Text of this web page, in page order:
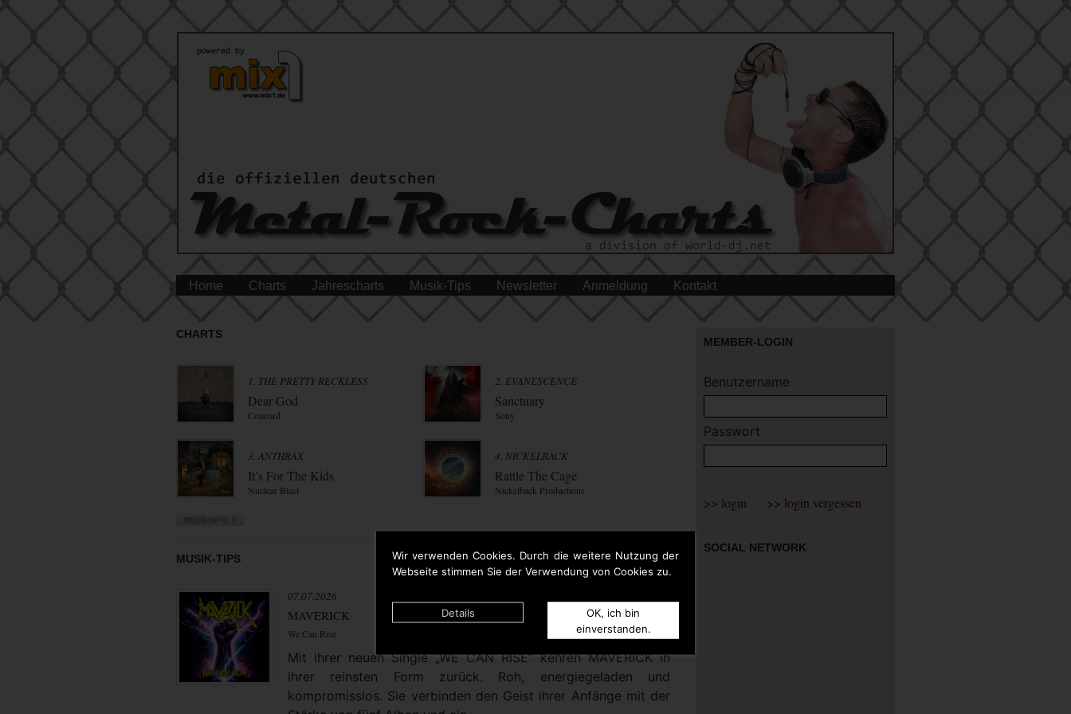
Wir verwenden Cookies. Durch die weitere Nutzung der
Webseite stimmen Sie der Verwendung von Cookies zu.
Details
OK, ich bin
einverstanden.
Home Charts Jahrescharts Musik-Tips Newsletter Anmeldung Kontakt
CHARTS
1. THE PRETTY RECKLESS
Dear God
Concord
2. EVANESCENCE
Sanctuary
Sony
3. ANTHRAX
It’s For The Kids
Nuclear Blast
4. NICKELBACK
Rattle The Cage
Nickelback Productions
MUSIK-TIPS
07.07.2026
MAVERICK
We Can Rise
Mit ihrer neuen Single „WE CAN RISE“ kehren MAVERICK in
ihrer reinsten Form zurück. Roh, energiegeladen und
kompromisslos. Sie verbinden den Geist ihrer Anfänge mit der
MEMBER-LOGIN
Benutzername
Passwort
SOCIAL NETWORK